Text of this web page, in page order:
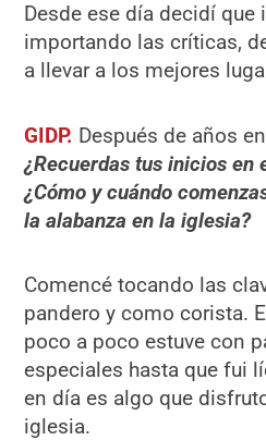
Desde ese día decidí que
importando las críticas,
a llevar a los mejores
GIDP. Después de años
¿Recuerdas tus inicios en
¿Cómo y cuándo
la alabanza en la iglesia?
Comencé tocando las
pandero y como corista.
poco a poco estuve con
especiales hasta que fui
en día es algo que
iglesia.